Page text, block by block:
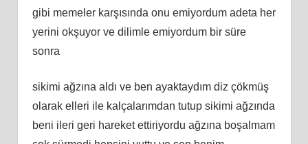
gibi memeler karşısında onu emiyordum adeta her
yerini okşuyor ve dilimle emiyordum bir süre
sonra
sikimi ağzına aldı ve ben ayaktaydım diz çökmüş
olarak elleri ile kalçalarımdan tutup sikimi ağzında
beni ileri geri hareket ettiriyordu ağzına boşalmam